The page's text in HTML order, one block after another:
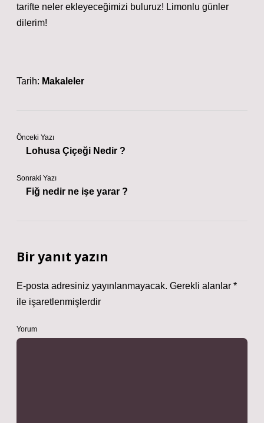
tarifte neler ekleyeceğimizi buluruz! Limonlu günler
dilerim!
Tarih: Makaleler
Önceki Yazı
Lohusa Çiçeği Nedir ?
Sonraki Yazı
Fiğ nedir ne işe yarar ?
Bir yanıt yazın
E-posta adresiniz yayınlanmayacak. Gerekli alanlar *
ile işaretlenmişlerdir
Yorum